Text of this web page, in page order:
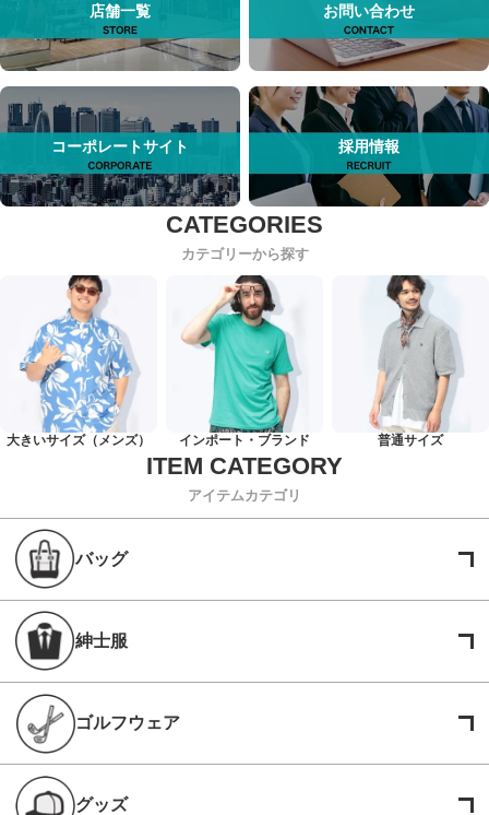
店舗一覧 お問い合わせ
コーポレートサイト 採用情報
カテゴリーから探す
大きいサイズ（メンズ） インポート・ブランド 普通サイズ
アイテムカテゴリ
バッグ
紳士服
ゴルフウェア
グッズ